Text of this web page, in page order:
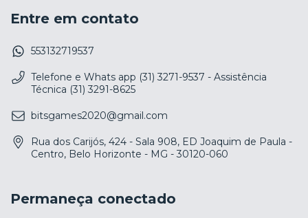
Entre em contato
553132719537
Telefone e Whats app (31) 3271-9537 - Assistência
Técnica (31) 3291-8625
bitsgames2020@gmail.com
Rua dos Carijós, 424 - Sala 908, ED Joaquim de Paula -
Centro, Belo Horizonte - MG - 30120-060
Permaneça conectado